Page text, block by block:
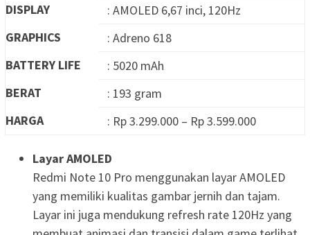
DISPLAY
: AMOLED 6,67 inci, 120Hz
GRAPHICS
: Adreno 618
BATTERY LIFE
: 5020 mAh
BERAT
: 193 gram
HARGA
: Rp 3.299.000 – Rp 3.599.000
Layar AMOLED
Redmi Note 10 Pro menggunakan layar AMOLED
yang memiliki kualitas gambar jernih dan tajam.
Layar ini juga mendukung refresh rate 120Hz yang